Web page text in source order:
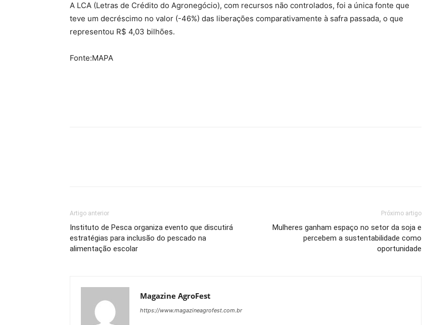
A LCA (Letras de Crédito do Agronegócio), com recursos não controlados, foi a única fonte que
teve um decréscimo no valor (-46%) das liberações comparativamente à safra passada, o que
representou R$ 4,03 bilhões.
Fonte:MAPA
Artigo anterior
Instituto de Pesca organiza evento que discutirá
estratégias para inclusão do pescado na
alimentação escolar
Próximo artigo
Mulheres ganham espaço no setor da soja e
percebem a sustentabilidade como
oportunidade
Magazine AgroFest
https://www.magazineagrofest.com.br